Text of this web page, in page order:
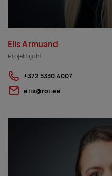
Elis Armuand
Projektijuht
+372 5330 4007
elis@roi.ee